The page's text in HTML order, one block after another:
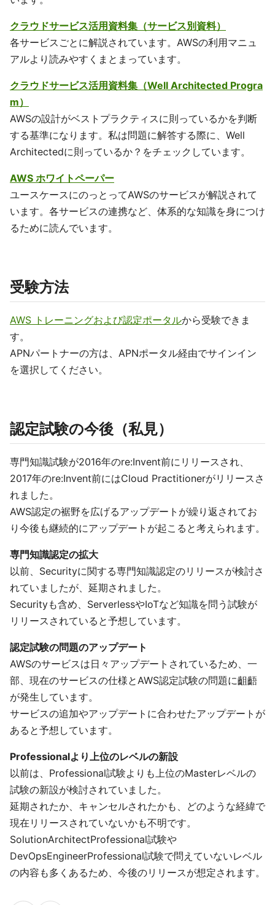
クラウドサービス活用資料集（サービス別資料）
各サービスごとに解説されています。AWSの利用マニュ
アルより読みやすくまとまっています。
クラウドサービス活用資料集（Well Architected Progra
m）
AWSの設計がベストプラクティスに則っているかを判断
する基準になります。私は問題に解答する際に、Well
Architectedに則っているか？をチェックしています。
AWS ホワイトペーパー
ユースケースにのっとってAWSのサービスが解説されて
います。各サービスの連携など、体系的な知識を身につけ
るために読んでいます。
受験方法
AWS トレーニングおよび認定ポータルから受験できま
す。
APNパートナーの方は、APNポータル経由でサインイン
を選択してください。
認定試験の今後（私見）
専門知識試験が2016年のre:Invent前にリリースされ、
2017年のre:Invent前にはCloud Practitionerがリリースさ
れました。
AWS認定の裾野を広げるアップデートが繰り返されてお
り今後も継続的にアップデートが起こると考えられます。
専門知識認定の拡大
以前、Securityに関する専門知識認定のリリースが検討さ
れていましたが、延期されました。
Securityも含め、ServerlessやIoTなど知識を問う試験が
リリースされていると予想しています。
認定試験の問題のアップデート
AWSのサービスは日々アップデートされているため、一
部、現在のサービスの仕様とAWS認定試験の問題に齟齬
が発生しています。
サービスの追加やアップデートに合わせたアップデートが
あると予想しています。
Professionalより上位のレベルの新設
以前は、Professional試験よりも上位のMasterレベルの
試験の新設が検討されていました。
延期されたか、キャンセルされたかも、どのような経緯で
現在リリースされていないかも不明です。
SolutionArchitectProfessional試験や
DevOpsEngineerProfessional試験で問えていないレベル
の内容も多くあるため、今後のリリースが想定されます。